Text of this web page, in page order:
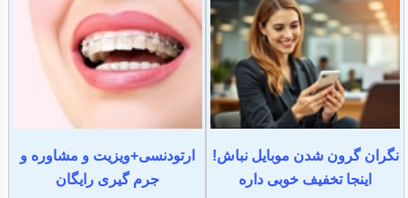
نگران گرون شدن موبایل نباش!
اینجا تخفیف خوبی داره
ارتودنسی+ویزیت و مشاوره و
جرم گیری رایگان